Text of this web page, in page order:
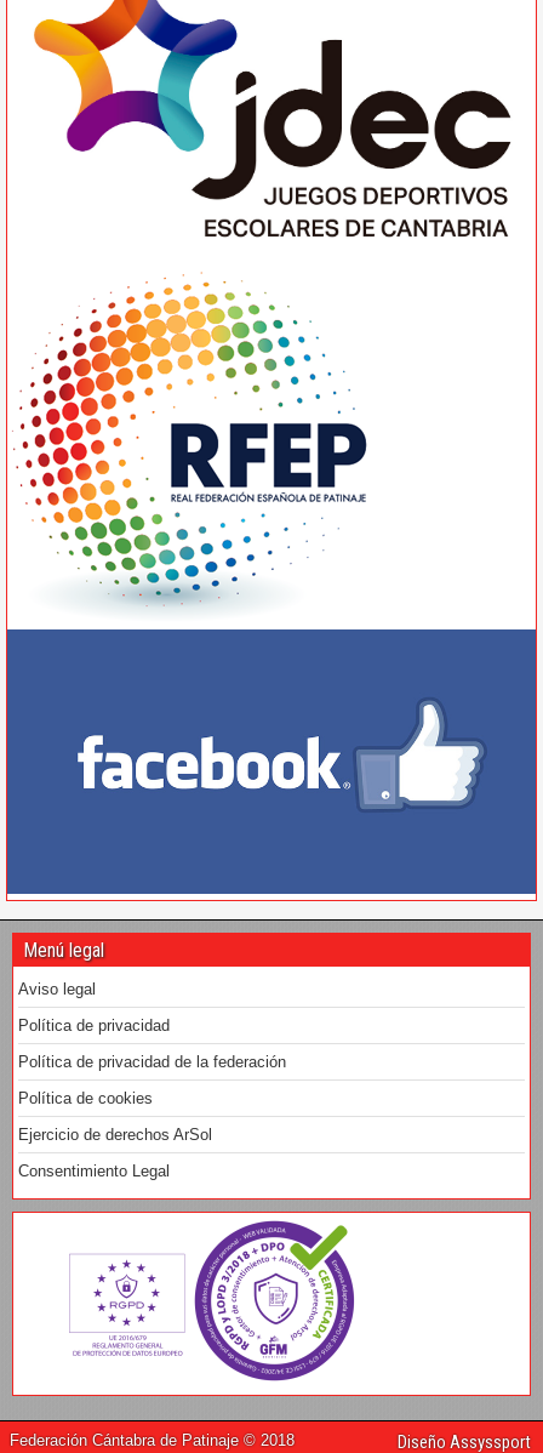
Menú legal
Aviso legal
Política de privacidad
Política de privacidad de la federación
Política de cookies
Ejercicio de derechos ArSol
Consentimiento Legal
Federación Cántabra de Patinaje © 2018 Diseño Assyssport